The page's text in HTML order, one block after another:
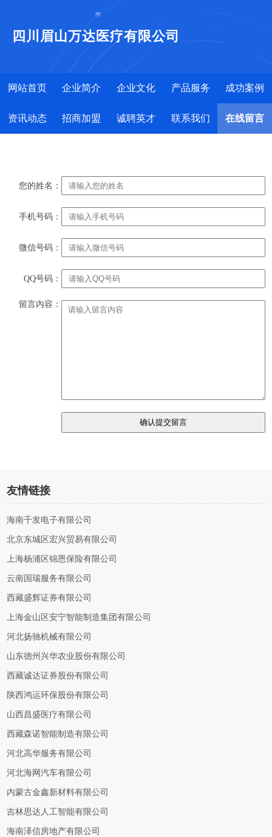
四川眉山万达医疗有限公司
网站首页 企业简介 企业文化 产品服务 成功案例
资讯动态 招商加盟 诚聘英才 联系我们 在线留言
您的姓名：
手机号码：
微信号码：
QQ号码：
留言内容：
友情链接
海南千发电子有限公司
北京东城区宏兴贸易有限公司
上海杨浦区锦恩保险有限公司
云南国瑞服务有限公司
西藏盛辉证券有限公司
上海金山区安宁智能制造集团有限公司
河北扬驰机械有限公司
山东德州兴华农业股份有限公司
西藏诚达证券股份有限公司
陕西鸿运环保股份有限公司
山西昌盛医疗有限公司
西藏森诺智能制造有限公司
河北高华服务有限公司
河北海网汽车有限公司
内蒙古金鑫新材料有限公司
吉林思达人工智能有限公司
海南泽信房地产有限公司